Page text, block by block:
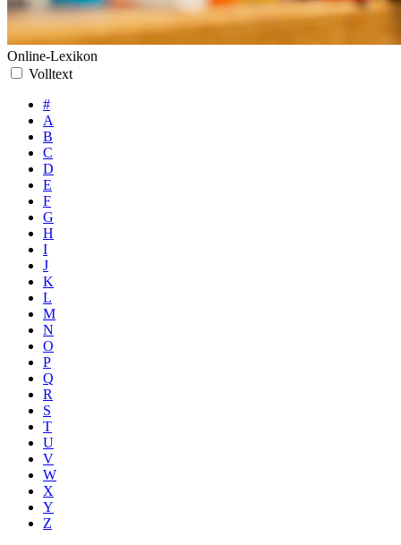
Online-Lexikon
Volltext
#
A
B
C
D
E
F
G
H
I
J
K
L
M
N
O
P
Q
R
S
T
U
V
W
X
Y
Z